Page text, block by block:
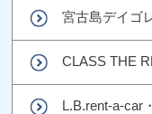
宮古島デイゴ
CLASS THE
L.B.rent-a-car